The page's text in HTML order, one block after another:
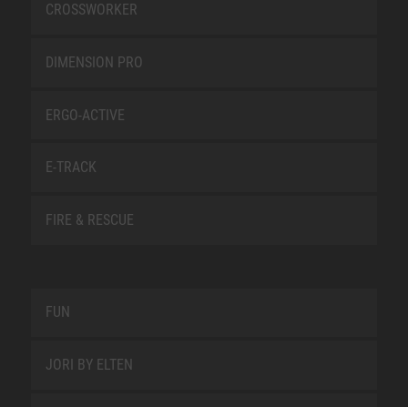
CROSSWORKER
DIMENSION PRO
ERGO-ACTIVE
E-TRACK
FIRE & RESCUE
FUN
JORI BY ELTEN